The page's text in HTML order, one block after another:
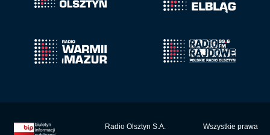
Radio Olsztyn S.A.
Wszystkie prawa